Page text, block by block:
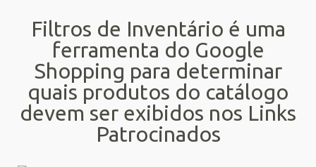
Filtros de Inventário é uma
ferramenta do Google
Shopping para determinar
quais produtos do catálogo
devem ser exibidos nos Links
Patrocinados